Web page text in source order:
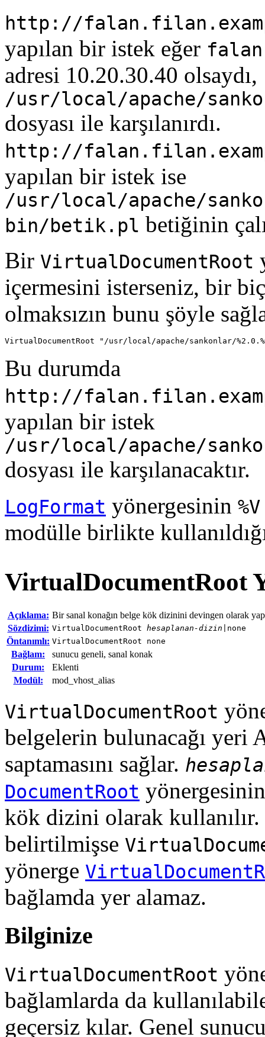
http://
yapılan bir istek eğer
adresi 10.20.30.40 olsaydı,
/usr/local/apache/
dosyası ile karşılanırdı.
http://
yapılan bir istek ise
/usr/local/apache/
bin/betik.pl betiğinin
Bir VirtualDocumentRoot
içermesini isterseniz, bir
olmaksızın bunu şöyle
VirtualDocumentRoot "/usr/local/apache/sankonlar/
Bu durumda
http://
yapılan bir istek
/usr/local/apache/
dosyası ile karşılanacaktır.
LogFormat yönergesinin %V
modülle birlikte
VirtualDocumentRoot
Açıklama: Bir sanal konağın belge kök dizinini devingen olarak
Sözdizimi: VirtualDocumentRoot hesaplanan-dizin |none
Öntanımlı: VirtualDocumentRoot none
Bağlam:
sunucu geneli, sanal konak
Durum:
Eklenti
Modül:
mod_vhost_alias
VirtualDocumentRoot
belgelerin bulunacağı yeri
saptamasını sağlar.
DocumentRoot
kök dizini olarak kullanılır.
belirtilmişse
yönerge
bağlamda yer alamaz.
Bilginize
VirtualDocumentRoot
bağlamlarda da
geçersiz kılar. Genel